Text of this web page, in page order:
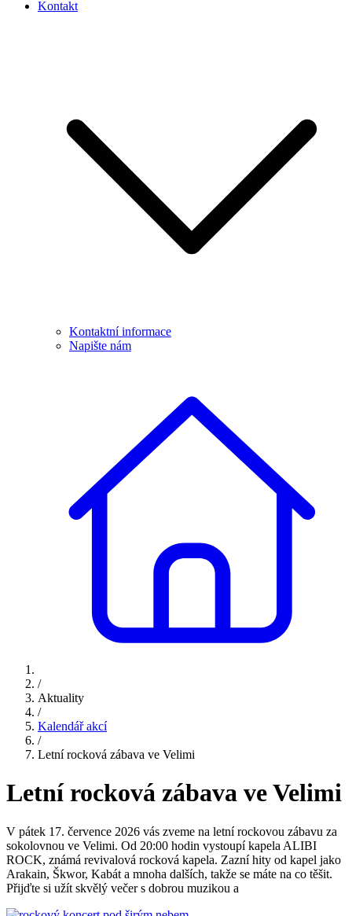
Kontakt
Kontaktní informace
Napište nám
/
Aktuality
/
Kalendář akcí
/
Letní rocková zábava ve Velimi
Letní rocková zábava ve Velimi
V pátek 17. července 2026 vás zveme na letní rockovou zábavu za
sokolovnou ve Velimi. Od 20:00 hodin vystoupí kapela ALIBI
ROCK, známá revivalová rocková kapela. Zazní hity od kapel jako
Arakain, Škwor, Kabát a mnoha dalších, takže se máte na co těšit.
Přijďte si užít skvělý večer s dobrou muzikou a